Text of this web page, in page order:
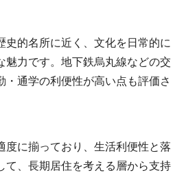
史的名所に近く、文化を日常的に
魅力です。地下鉄烏丸線などの交
・通学の利便性が高い点も評価さ
度に揃っており、生活利便性と落
て、長期居住を考える層から支持